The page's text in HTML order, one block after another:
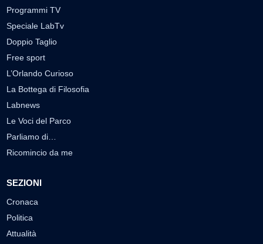
Programmi TV
Speciale LabTv
Doppio Taglio
Free sport
L’Orlando Curioso
La Bottega di Filosofia
Labnews
Le Voci del Parco
Parliamo di…
Ricomincio da me
SEZIONI
Cronaca
Politica
Attualità